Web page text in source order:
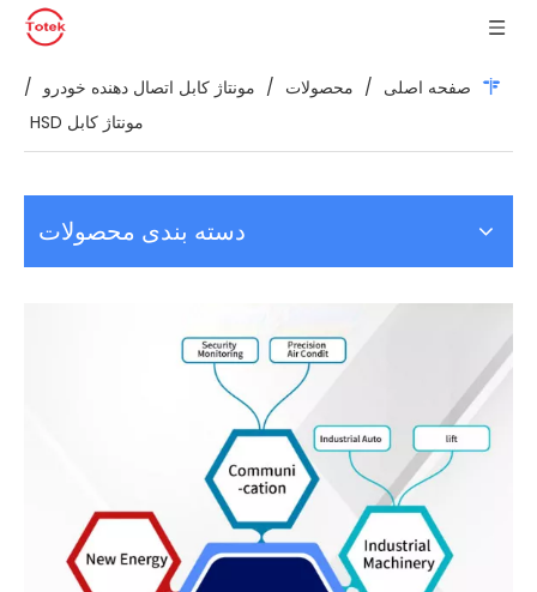
صفحه اصلی / محصولات / مونتاژ کابل اتصال دهنده خودرو /
مونتاژ کابل HSD
دسته بندی محصولات